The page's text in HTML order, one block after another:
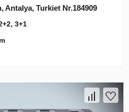
Antalya, Turkiet Nr.184909
3+1